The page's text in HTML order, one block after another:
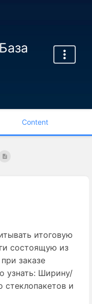
Content
итоговую
состоящую из
заказе
узнать: Ширину/
стеклопакетов и